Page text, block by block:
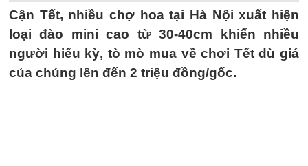
Cận Tết, nhiều chợ hoa tại Hà Nội xuất hiện
loại đào mini cao từ 30-40cm khiến nhiều
người hiếu kỳ, tò mò mua về chơi Tết dù giá
của chúng lên đến 2 triệu đồng/gốc.